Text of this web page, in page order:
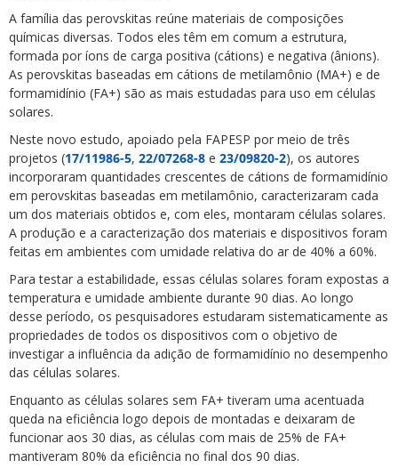
A família das perovskitas reúne materiais de composições
químicas diversas. Todos eles têm em comum a estrutura,
formada por íons de carga positiva (cátions) e negativa (ânions).
As perovskitas baseadas em cátions de metilamônio (MA+) e de
formamidínio (FA+) são as mais estudadas para uso em células
solares.
Neste novo estudo, apoiado pela FAPESP por meio de três
projetos (17/11986-5, 22/07268-8 e 23/09820-2), os autores
incorporaram quantidades crescentes de cátions de formamidínio
em perovskitas baseadas em metilamônio, caracterizaram cada
um dos materiais obtidos e, com eles, montaram células solares.
A produção e a caracterização dos materiais e dispositivos foram
feitas em ambientes com umidade relativa do ar de 40% a 60%.
Para testar a estabilidade, essas células solares foram expostas a
temperatura e umidade ambiente durante 90 dias. Ao longo
desse período, os pesquisadores estudaram sistematicamente as
propriedades de todos os dispositivos com o objetivo de
investigar a influência da adição de formamidínio no desempenho
das células solares.
Enquanto as células solares sem FA+ tiveram uma acentuada
queda na eficiência logo depois de montadas e deixaram de
funcionar aos 30 dias, as células com mais de 25% de FA+
mantiveram 80% da eficiência no final dos 90 dias.